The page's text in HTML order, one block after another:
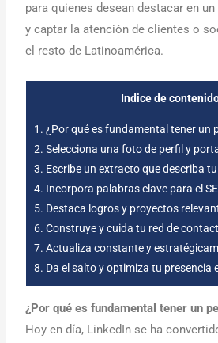
para quienes desean destacar en
y captar la atención de clientes o
el resto de Latinoamérica.
Indice de
1. ¿Por qué es fundamental tener un
2. Selecciona una foto de perfil y
3. Escribe un extracto que describa
4. Incorpora palabras clave para el
5. Destaca logros y proyectos
6. Construye y cuida tu red de
7. Actualiza constante y
8. Da el salto y optimiza tu presencia
¿Por qué es fundamental tener un
Hoy en día, LinkedIn se ha